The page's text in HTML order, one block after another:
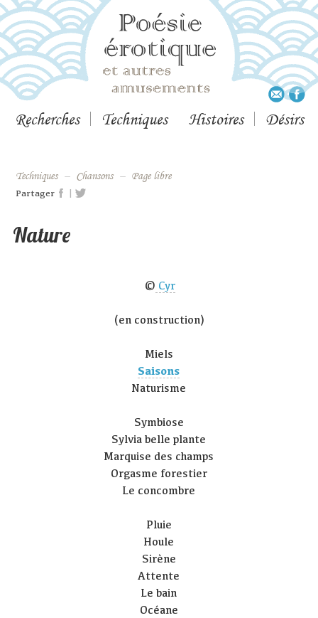
Recherches Techniques Histoires Désirs
techniques – Chansons – page libre
Partager |
Nature
© Cyr
(en construction)
Miels
Saisons
Naturisme
Symbiose
Sylvia belle plante
Marquise des champs
Orgasme forestier
Le concombre
Pluie
Houle
Sirène
Attente
Le bain
Océane